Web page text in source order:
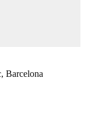
Barcelona